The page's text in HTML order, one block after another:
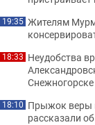
19:35 Жителям
18:33 Неудобства
Снежногорске
18:10 Прыжок веры
рассказали